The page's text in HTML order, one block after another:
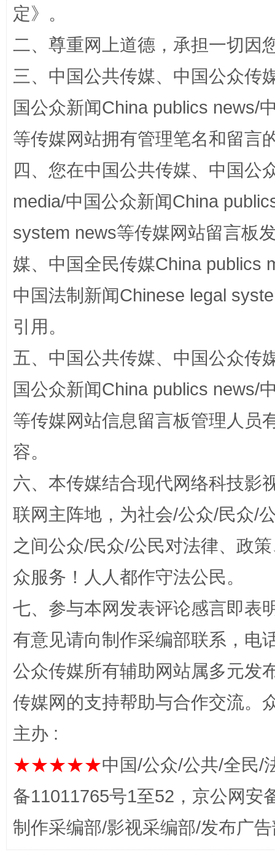
完善运行机制助力责任有效落实 一纸欠
东山县通报“牛蛙产品抗生素超标问题” 法
定》。
二、尊重网上道德，承担一切因
三、中国公共传媒、中国公众传
国公众新闻China publics news/
等传媒网站拥有管理笔名和留言
四、您在中国公共传媒、中国公
media/中国公众新闻China
system news等传媒网站留言板
媒、中国全民传媒China publics
中国法制新闻Chinese legal
引用。
五、中国公共传媒、中国公众传
国公众新闻China publics news/
等传媒网站信息留言板管理人员
容。
六、本传媒结合现代网络科技影
联网主阵地，为社会/公众/民众/
之间公众/民众/公民对法律、政
众服务！人人都作守法公民。
七、参与本网发表评论感言即表
有意见请向制作采编部联系，电
公众传媒所有辅助网站属多元发
传媒网的支持帮助与合作交流。
主办 :
★★★★★中国/公众/公共/全民/
备11011765号1至52，京公网安
制作采编部/影视采编部/发布广